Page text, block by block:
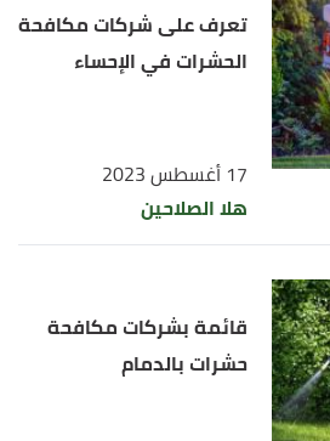
تعرف على شركات مكافحة
الحشرات في الإحساء
17 أغسطس 2023
هلا الصلاحين
قائمة بشركات مكافحة
حشرات بالدمام